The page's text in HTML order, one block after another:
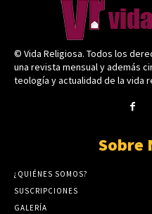
© Vida Religiosa. Todos los
una revista mensual y además
teología y actualidad de la vida
Sobre
¿QUIÉNES SOMOS?
SUSCRIPCIONES
GALERÍA